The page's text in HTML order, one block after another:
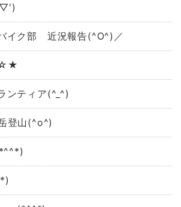
イク部 近況報告(^O^)／
☆★
ンティア(^_^)
登山(^o^)